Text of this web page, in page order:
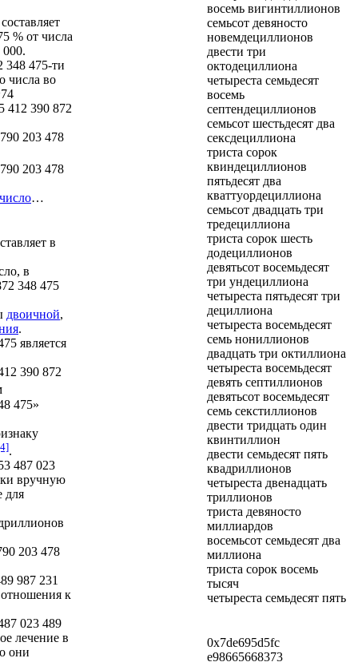
восемь вигинтиллионов
семьсот девяносто
новемдециллионов
двести три
октодециллиона
четыреста семьдесят
восемь
септендециллионов
семьсот шестьдесят два
сексдециллиона
триста сорок
квиндециллионов
пятьдесят два
кваттуордециллиона
семьсот двадцать три
тредециллиона
триста сорок шесть
додециллионов
девятьсот восемьдесят
три ундециллиона
четыреста пятьдесят три
дециллиона
четыреста восемьдесят
семь нониллионов
двадцать три октиллиона
четыреста восемьдесят
девять септиллионов
девятьсот восемьдесят
семь секстиллионов
двести тридцать один
квинтиллион
двести семьдесят пять
квадриллионов
четыреста двенадцать
триллионов
триста девяносто
миллиардов
восемьсот семьдесят два
миллиона
триста сорок восемь
тысяч
четыреста семьдесят пять
0x7de695d5fc
e98665668373
% от числа
348 475-ти
числа во
412 390 872
203 478
203 478
…
в
в
348 475
двоичной,
.
является
390 872
475»
.
487 023
вручную
для
203 478
987 231
отношения к
023 489
лечение в
они